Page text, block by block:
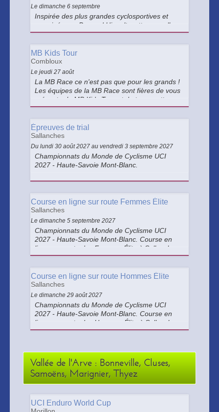
Le dimanche 6 septembre
Inspirée des plus grandes cyclosportives et
parrainée par Bernard Hinault, cette nouvelle
épreuve de haut niveau, au départ de
de haut niveau ouverte à tous, mêlant
performance et découverte du territoire.
MB Kids Tour
Combloux
Le jeudi 27 août
La MB Race ce n'est pas que pour les grands !
Les équipes de la MB Race sont fières de vous
présenter le MB Kids Tour et de transmettre
aux plus jeunes leur passion pour le VTT !
Épreuves de trial
Sallanches
Du lundi 30 août 2027 au vendredi 3 septembre 2027
Championnats du Monde de Cyclisme UCI
2027 - Haute-Savoie Mont-Blanc.
Course en ligne sur route Femmes Élite
Sallanches
Le dimanche 5 septembre 2027
Championnats du Monde de Cyclisme UCI
2027 - Haute-Savoie Mont-Blanc. Course en
ligne sur route des Femmes Élite à Sallanches-
Domancy-Pays-du-Mont-Blanc.
Course en ligne sur route Hommes Élite
Sallanches
Le dimanche 29 août 2027
Championnats du Monde de Cyclisme UCI
2027 - Haute-Savoie Mont-Blanc. Course en
ligne sur route des Hommes Élite à Sallanches-
Domancy-Pays-du-Mont-Blanc.
Vallée de l'Arve : Bonneville, Cluses,
Samoëns, Marignier, Thyez
UCI Enduro World Cup